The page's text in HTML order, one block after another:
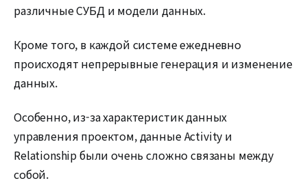
различные СУБД и модели данных.
Кроме того, в каждой системе ежедневно
происходят непрерывные генерация и изменение
данных.
Особенно, из-за характеристик данных
управления проектом, данные Activity и
Relationship были очень сложно связаны между
собой.